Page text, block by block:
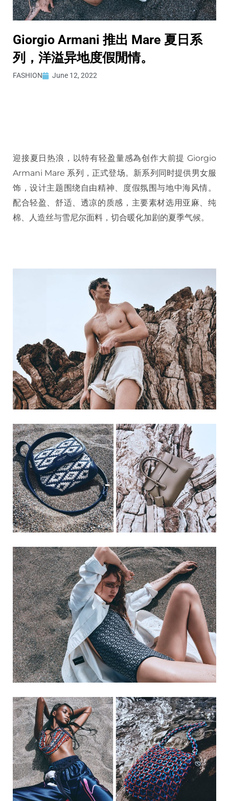
Giorgio Armani 推出 Mare 夏日系
列，洋溢异地度假閒情。
FASHION June 12, 2022
迎接夏日热浪，以特有轻盈量感為创作大前提 Giorgio
Armani Mare 系列，正式登场。新系列同时提供男女服
饰，设计主题围绕自由精神、度假氛围与地中海风情。
配合轻盈、舒适、透凉的质感，主要素材选用亚麻、纯
棉、人造丝与雪尼尔面料，切合暖化加剧的夏季气候。